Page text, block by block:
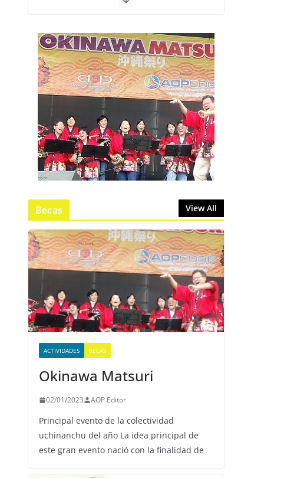
Becas View All
ACTIVIDADES BECAS
Okinawa Matsuri
02/01/2023 AOP Editor
Principal evento de la colectividad
uchinanchu del año La idea principal de
este gran evento nació con la finalidad de